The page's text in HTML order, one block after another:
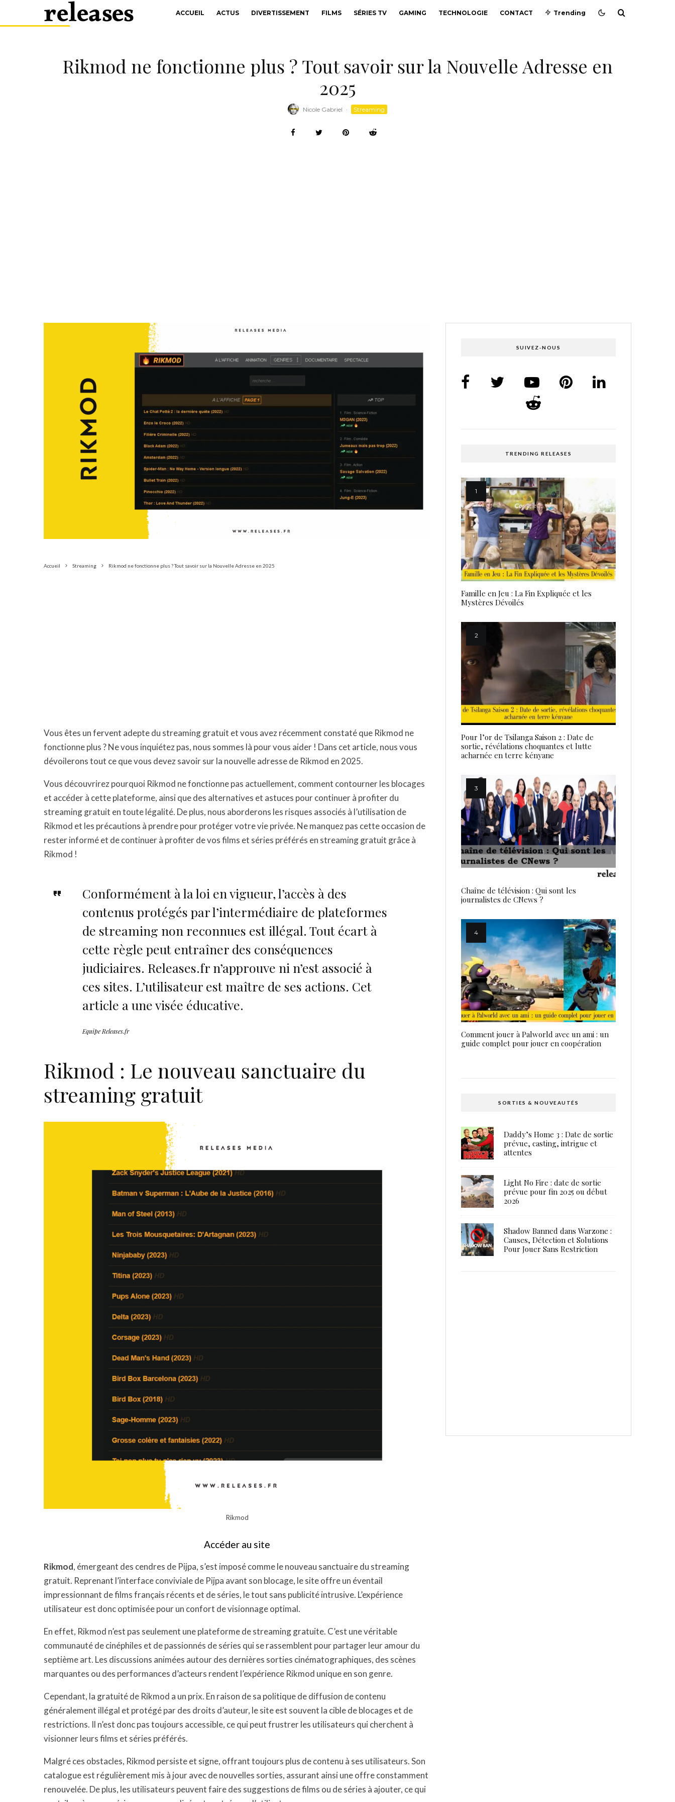
ACCUEIL ACTUS DIVERTISSEMENT FILMS SÉRIES TV GAMING TECHNOLOGIE CONTACT Trending
Rikmod ne fonctionne plus ? Tout savoir sur la Nouvelle Adresse en
2025
Nicole Gabriel · Streaming
Accueil Streaming Rikmod ne fonctionne plus ? Tout savoir sur la Nouvelle Adresse en 2025
Vous êtes un fervent adepte du streaming gratuit et vous avez récemment constaté que Rikmod ne
fonctionne plus ? Ne vous inquiétez pas, nous sommes là pour vous aider ! Dans cet article, nous vous
dévoilerons tout ce que vous devez savoir sur la nouvelle adresse de Rikmod en 2025.
Vous découvrirez pourquoi Rikmod ne fonctionne pas actuellement, comment contourner les blocages
et accéder à cette plateforme, ainsi que des alternatives et astuces pour continuer à profiter du
streaming gratuit en toute légalité. De plus, nous aborderons les risques associés à l’utilisation de
Rikmod et les précautions à prendre pour protéger votre vie privée. Ne manquez pas cette occasion de
rester informé et de continuer à profiter de vos films et séries préférés en streaming gratuit grâce à
Rikmod !
Conformément à la loi en vigueur, l’accès à des
contenus protégés par l’intermédiaire de plateformes
de streaming non reconnues est illégal. Tout écart à
cette règle peut entraîner des conséquences
judiciaires. Releases.fr n’approuve ni n’est associé à
ces sites. L’utilisateur est maître de ses actions. Cet
article a une visée éducative.
Equipe Releases.fr
Rikmod : Le nouveau sanctuaire du
streaming gratuit
Rikmod
Accéder au site
Rikmod, émergeant des cendres de Pijpa, s’est imposé comme le nouveau sanctuaire du streaming
gratuit. Reprenant l’interface conviviale de Pijpa avant son blocage, le site offre un éventail
impressionnant de films français récents et de séries, le tout sans publicité intrusive. L’expérience
utilisateur est donc optimisée pour un confort de visionnage optimal.
En effet, Rikmod n’est pas seulement une plateforme de streaming gratuite. C’est une véritable
communauté de cinéphiles et de passionnés de séries qui se rassemblent pour partager leur amour du
septième art. Les discussions animées autour des dernières sorties cinématographiques, des scènes
marquantes ou des performances d’acteurs rendent l’expérience Rikmod unique en son genre.
Cependant, la gratuité de Rikmod a un prix. En raison de sa politique de diffusion de contenu
généralement illégal et protégé par des droits d’auteur, le site est souvent la cible de blocages et de
restrictions. Il n’est donc pas toujours accessible, ce qui peut frustrer les utilisateurs qui cherchent à
visionner leurs films et séries préférés.
Malgré ces obstacles, Rikmod persiste et signe, offrant toujours plus de contenu à ses utilisateurs. Son
catalogue est régulièrement mis à jour avec de nouvelles sorties, assurant ainsi une offre constamment
renouvelée. De plus, les utilisateurs peuvent faire des suggestions de films ou de séries à ajouter, ce qui
SUIVEZ-NOUS
TRENDING RELEASES
Famille en Jeu : La Fin Expliquée et les
Mystères Dévoilés
Pour l’or de Tsilanga Saison 2 : Date de
sortie, révélations choquantes et lutte
acharnée en terre kényane
Chaîne de télévision : Qui sont les
journalistes de CNews ?
Comment jouer à Palworld avec un ami : un
guide complet pour jouer en coopération
SORTIES & NOUVEAUTÉS
Daddy’s Home 3 : Date de sortie
prévue, casting, intrigue et
attentes
Light No Fire : date de sortie
prévue pour fin 2025 ou début
2026
Shadow Banned dans Warzone :
Causes, Détection et Solutions
Pour Jouer Sans Restriction